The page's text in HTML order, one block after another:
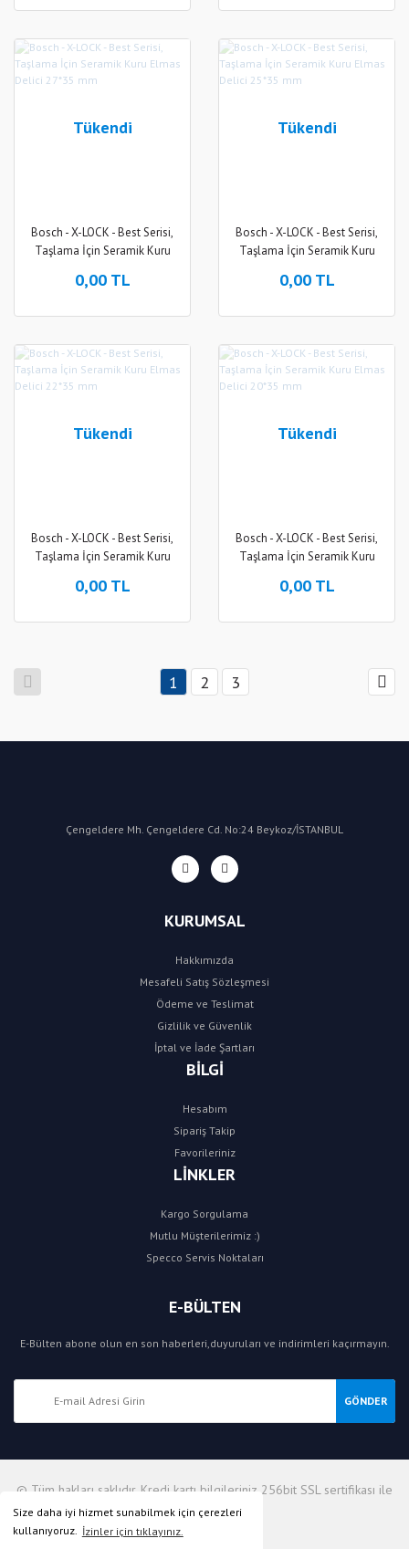
Size daha iyi hizmet sunabilmek için çerezleri
kullanıyoruz. İzinler için tıklayınız.
Tükendi
Bosch - X-LOCK - Best Serisi,
Taşlama İçin Seramik Kuru
0,00 TL
Tükendi
Bosch - X-LOCK - Best Serisi,
Taşlama İçin Seramik Kuru
0,00 TL
Tükendi
Bosch - X-LOCK - Best Serisi,
Taşlama İçin Seramik Kuru
0,00 TL
Tükendi
Bosch - X-LOCK - Best Serisi,
Taşlama İçin Seramik Kuru
0,00 TL
1 2 3
Çengeldere Mh. Çengeldere Cd. No:24 Beykoz/İSTANBUL
KURUMSAL
Hakkımızda
Mesafeli Satış Sözleşmesi
Ödeme ve Teslimat
Gizlilik ve Güvenlik
İptal ve İade Şartları
BİLGİ
Hesabım
Sipariş Takip
Favorileriniz
LİNKLER
Kargo Sorgulama
Mutlu Müşterilerimiz :)
Specco Servis Noktaları
E-BÜLTEN
E-Bülten abone olun en son haberleri,duyuruları ve indirimleri kaçırmayın.
GÖNDER
© Tüm hakları saklıdır. Kredi kartı bilgileriniz 256bit SSL sertifikası ile
korunmaktadır.